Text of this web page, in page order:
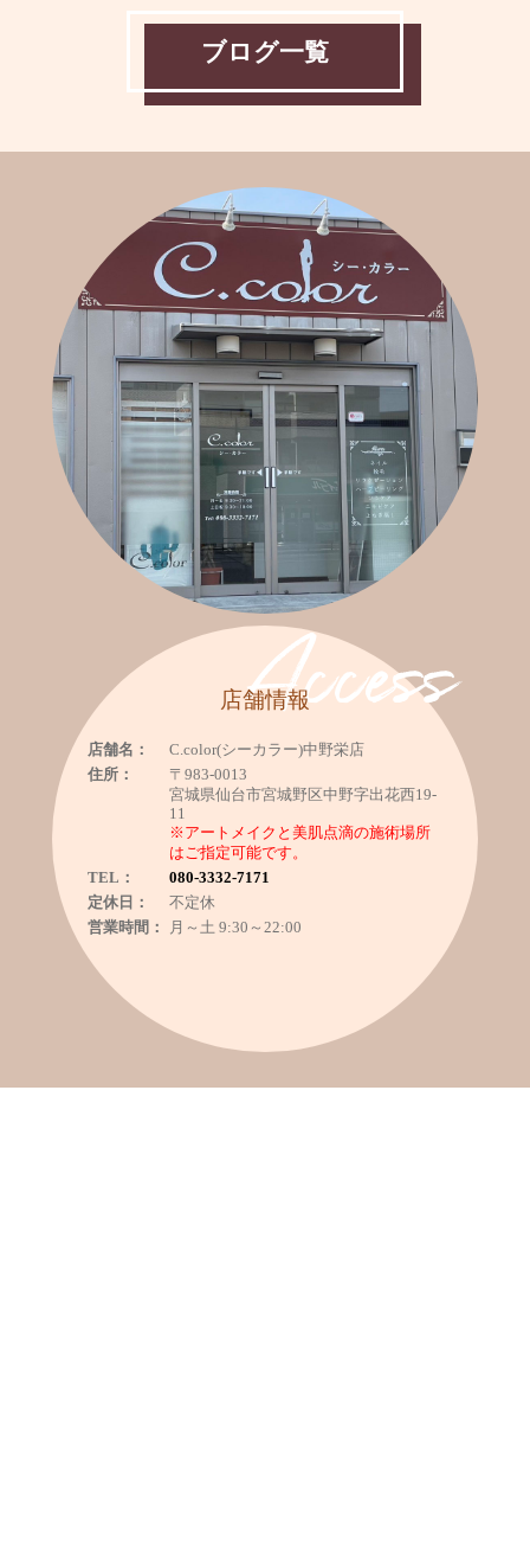
ブログ一覧
Access
店舗情報
店舗名：
C.color(シーカラー)中野栄店
住所：
〒983-0013
宮城県仙台市宮城野区中野字出花西19-
11
※アートメイクと美肌点滴の施術場所
はご指定可能です。
TEL：
080-3332-7171
定休日：
不定休
営業時間：
月～土 9:30～22:00